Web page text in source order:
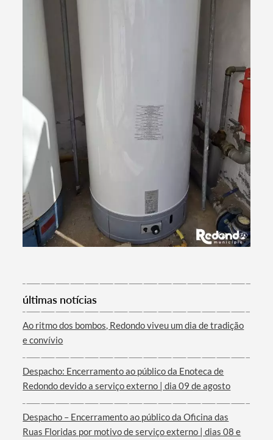
últimas notícias
Ao ritmo dos bombos, Redondo viveu um dia de tradição
e convívio
Despacho: Encerramento ao público da Enoteca de
Redondo devido a serviço externo | dia 09 de agosto
Despacho – Encerramento ao público da Oficina das
Ruas Floridas por motivo de serviço externo | dias 08 e